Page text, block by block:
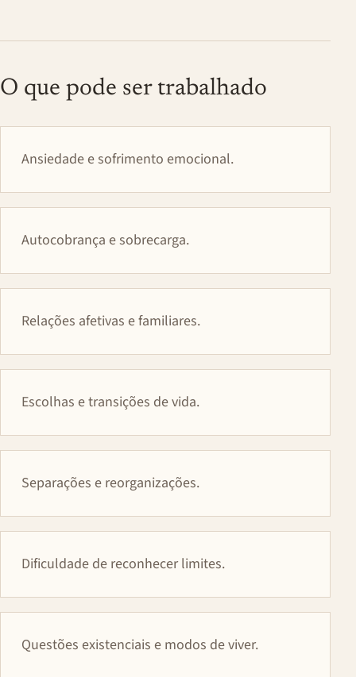
O que pode ser trabalhado
Ansiedade e sofrimento emocional.
Autocobrança e sobrecarga.
Relações afetivas e familiares.
Escolhas e transições de vida.
Separações e reorganizações.
Dificuldade de reconhecer limites.
Questões existenciais e modos de viver.